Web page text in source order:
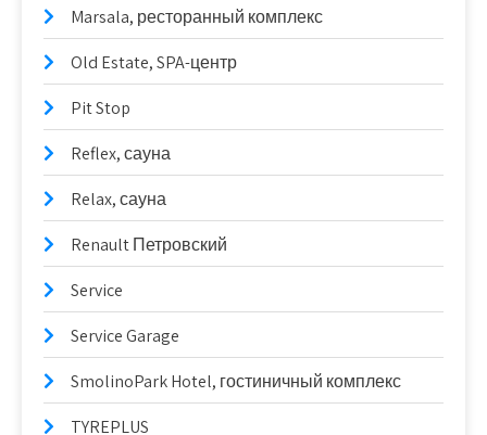
Marsala, ресторанный комплекс
Old Estate, SPA-центр
Pit Stop
Reflex, сауна
Relax, сауна
Renault Петровский
Service
Service Garage
SmolinoPark Hotel, гостиничный комплекс
TYREPLUS